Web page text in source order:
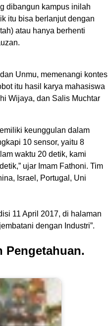
dibangun kampus inilah
itu bisa berlanjut dengan
atau hanya berhenti
Unmu, memenangi kontes
itu hasil karya mahasiswa
Wijaya, dan Salis Muchtar
keunggulan dalam
10 sensor, yaitu 8
waktu 20 detik, kami
ujar Imam Fathoni. Tim
Israel, Portugal, Uni
11 April 2017, di halaman
dengan Industri”.
Pengetahuan.